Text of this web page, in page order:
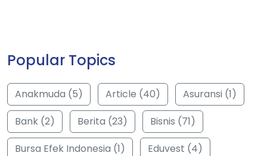
Popular Topics
Anakmuda (5) Article (40)
Asuransi (1)
Bank (2)
Berita (23)
Bisnis (71)
Bursa Efek Indonesia (1)
Eduvest (4)